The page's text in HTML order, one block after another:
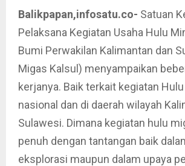
Balikpapan,infosatu.co- Satuan
Pelaksana Kegiatan Usaha Hulu
Bumi Perwakilan Kalimantan dan
Migas Kalsul) menyampaikan
kerjanya. Baik terkait kegiatan
nasional dan di daerah wilayah
Sulawesi. Dimana kegiatan hulu
penuh dengan tantangan baik
eksplorasi maupun dalam upaya